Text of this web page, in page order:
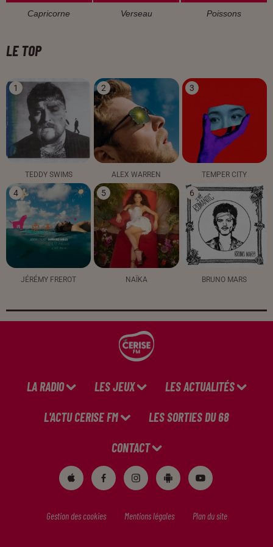
Capricorne Verseau Poissons
LE TOP
1
TEDDY SWIMS
2
ALEX WARREN
3
TEMPER CITY
4
JÉRÉMY FREROT
5
NAÏKA
6
BRUNO MARS
LA RADIO LES JEUX LES ACTUALITÉS
L'ACTU CERISE FM LES SORTIES DU 68
CONTACT
Gestion des cookies Mentions légales Plan du site